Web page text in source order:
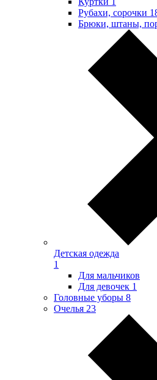
Рубахи, сорочки
Брюки, штаны,
Детская одежда
1
Для мальчиков
Для девочек 1
Головные уборы 8
Очелья 23